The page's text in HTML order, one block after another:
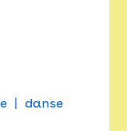
danse